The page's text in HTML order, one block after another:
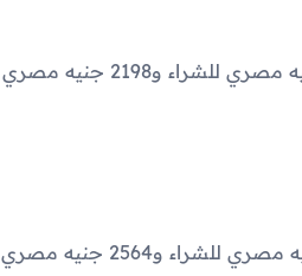
مصري للشراء و2198 جنيه مصري
مصري للشراء و2564 جنيه مصري